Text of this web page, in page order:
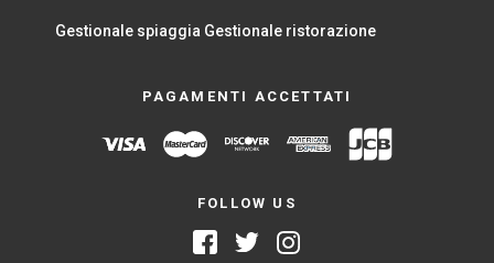
Gestionale spiaggia Gestionale ristorazione
PAGAMENTI ACCETTATI
FOLLOW US